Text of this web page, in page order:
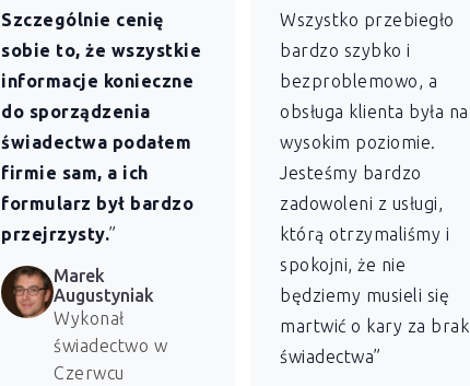
Szczególnie cenię
sobie to, że wszystkie
informacje konieczne
do sporządzenia
świadectwa podałem
firmie sam, a ich
formularz był bardzo
przejrzysty.”
Marek
Augustyniak
Wykonał
świadectwo w
Czerwcu
Wszystko przebiegło
bardzo szybko i
bezproblemowo, a
obsługa klienta była na
wysokim poziomie.
Jesteśmy bardzo
zadowoleni z usługi,
którą otrzymaliśmy i
spokojni, że nie
będziemy musieli się
martwić o kary za brak
świadectwa”